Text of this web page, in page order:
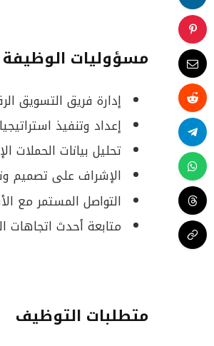
مسؤوليات الوظيفة
إدارة فريق التسويق
إعداد وتنفيذ
تحليل بيانات الحملات
الإشراف على تصميم
التواصل المستمر مع
متابعة أحدث
متطلبات التوظيف